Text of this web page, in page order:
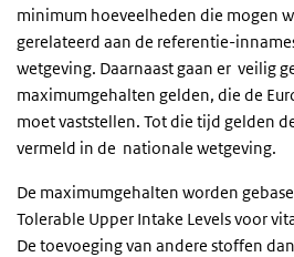
minimum hoeveelheden die mogen
gerelateerd aan de referentie-
wetgeving. Daarnaast gaan er veilig
maximumgehalten gelden, die de
moet vaststellen. Tot die tijd gelden
vermeld in de nationale wetgeving.
De maximumgehalten worden
Tolerable Upper Intake Levelsvoor
De toevoeging van andere stoffen